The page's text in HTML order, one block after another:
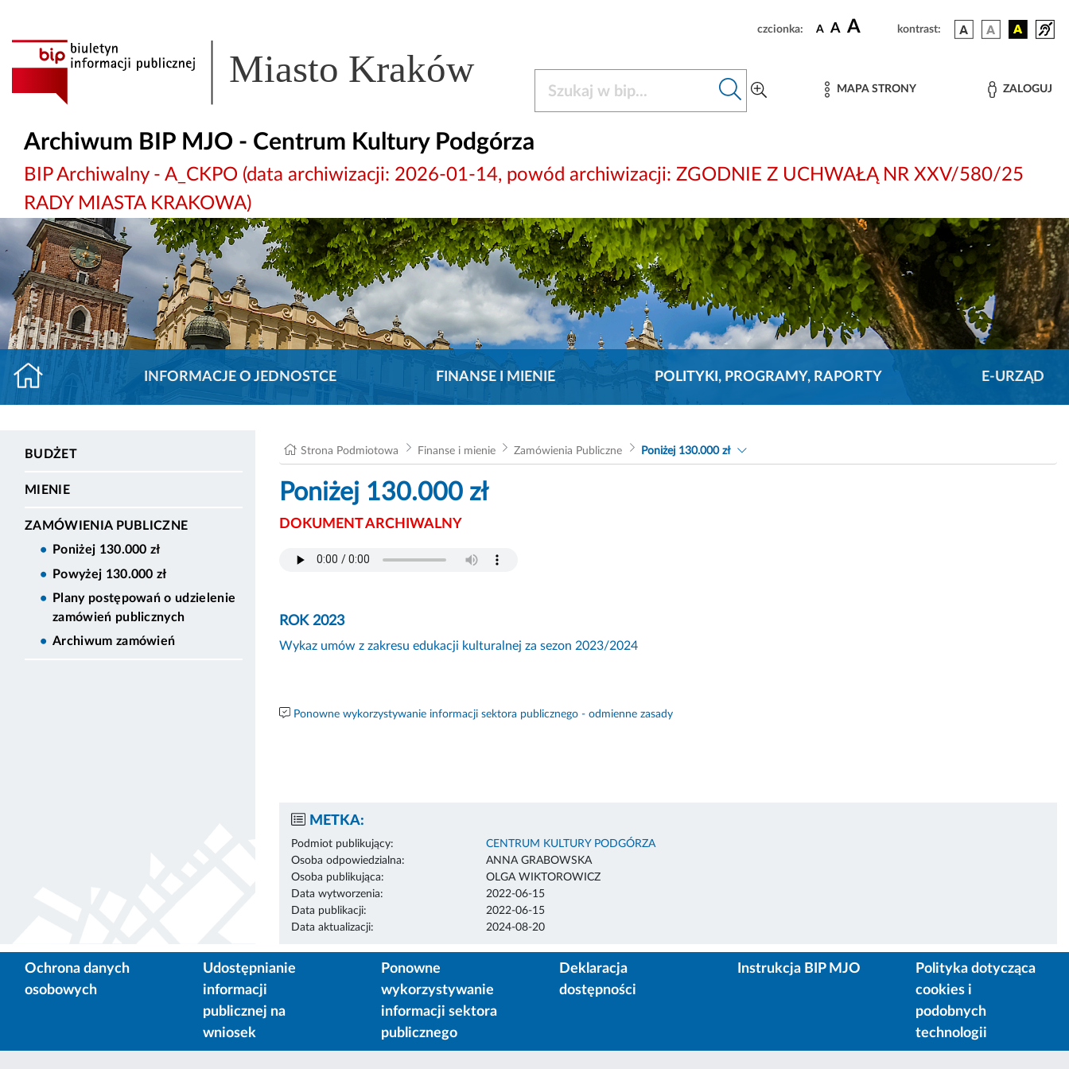
czcionka: A A A kontrast:
Miasto Kraków MAPA STRONY ZALOGUJ
Archiwum BIP MJO - Centrum Kultury Podgórza
BIP Archiwalny - A_CKPO (data archiwizacji: 2026-01-14, powód archiwizacji: ZGODNIE Z UCHWAŁĄ NR XXV/580/25
RADY MIASTA KRAKOWA)
INFORMACJE O JEDNOSTCE FINANSE I MIENIE POLITYKI, PROGRAMY, RAPORTY E-URZĄD
BUDŻET
MIENIE
ZAMÓWIENIA PUBLICZNE
Poniżej 130.000 zł
Powyżej 130.000 zł
Plany postępowań o udzielenie
zamówień publicznych
Archiwum zamówień
Strona Podmiotowa Finanse i mienie Zamówienia Publiczne Poniżej 130.000 zł
Poniżej 130.000 zł
DOKUMENT ARCHIWALNY
ROK 2023
Wykaz umów z zakresu edukacji kulturalnej za sezon 2023/2024
Ponowne wykorzystywanie informacji sektora publicznego - odmienne zasady
METKA:
Podmiot publikujący:
CENTRUM KULTURY PODGÓRZA
Osoba odpowiedzialna:
ANNA GRABOWSKA
Osoba publikująca:
OLGA WIKTOROWICZ
Data wytworzenia:
2022-06-15
Data publikacji:
2022-06-15
Data aktualizacji:
2024-08-20
Ochrona danych
osobowych
Udostępnianie
informacji
publicznej na
wniosek
Ponowne
wykorzystywanie
informacji sektora
publicznego
Deklaracja
dostępności
Instrukcja BIP MJO
Polityka dotycząca
cookies i
podobnych
technologii